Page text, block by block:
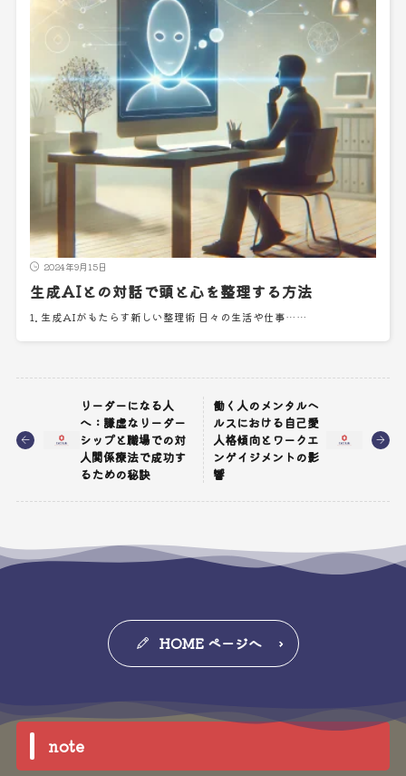
2024年9月15日
生成AIとの対話で頭と心を整理する方法
1. 生成AIがもたらす新しい整理術 日々の生活や仕事……
リーダーになる人
へ：謙虚なリーダー
シップと職場での対
人関係療法で成功す
るための秘訣
働く人のメンタルヘ
ルスにおける自己愛
人格傾向とワークエ
ンゲイジメントの影
響
HOME ページへ
note